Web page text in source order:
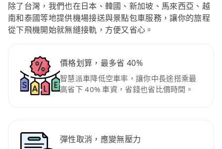
除了台灣，我們也在日本、韓國、新加坡、馬來西亞、越
南和泰國等地提供機場接送與景點包車服務，讓你的旅程
從下飛機開始就無縫接軌，方便又省心。
價格划算，最多省 40%
智慧派車降低空車率，讓你中長途搭乘最
高省下 40% 車資，省錢也省比價時間。
彈性取消，應變無壓力